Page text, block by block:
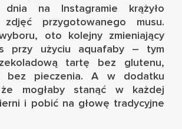
dnia na Instagramie krążyło
zdjęć przygotowanego musu.
oto kolejny zmieniający
przy użyciu aquafaby – tym
tartę bez glutenu,
pieczenia. A w dodatku
mogłaby stanąć w każdej
i pobić na głowę tradycyjne